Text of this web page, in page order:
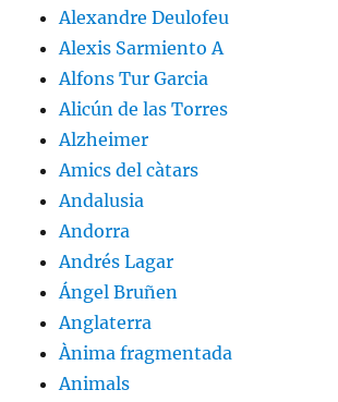
Alexandre Deulofeu
Alexis Sarmiento A
Alfons Tur Garcia
Alicún de las Torres
Alzheimer
Amics del càtars
Andalusia
Andorra
Andrés Lagar
Ángel Bruñen
Anglaterra
Ànima fragmentada
Animals